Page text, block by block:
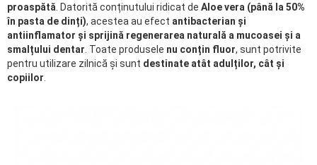
proaspătă. Datorită conținutului ridicat de Aloe vera (până la 50%
în pasta de dinți), acestea au efect antibacterian și
antiinflamator și sprijină regenerarea naturală a mucoasei și a
smalțului dentar. Toate produsele nu conțin fluor, sunt potrivite
pentru utilizare zilnică și sunt destinate atât adulților, cât și
copiilor.